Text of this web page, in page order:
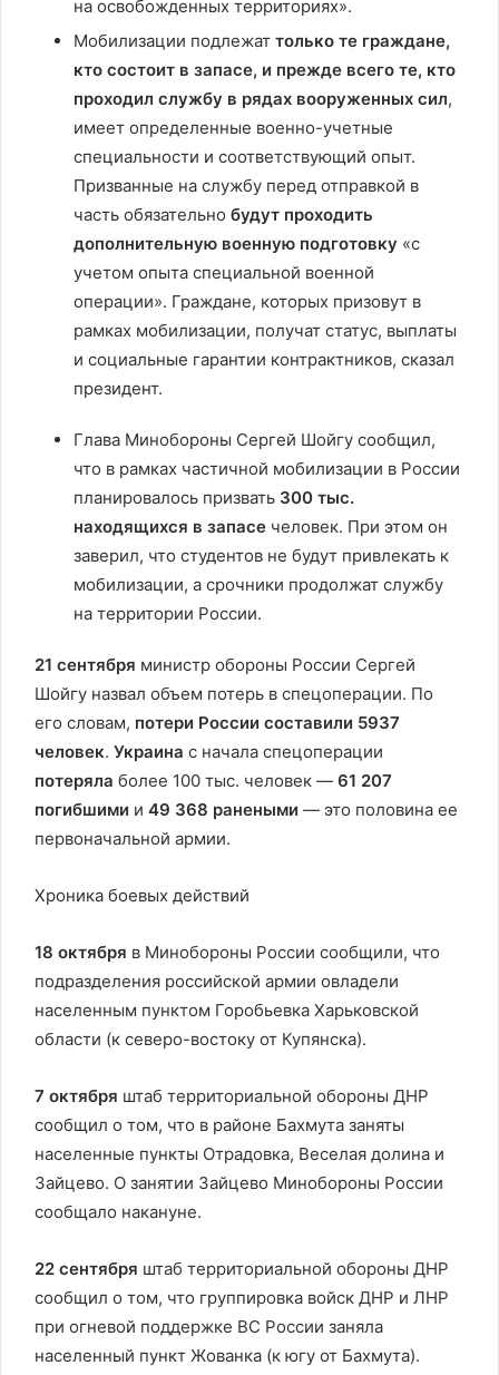
на освобожденных территориях».
Мобилизации подлежат только те граждане,
кто состоит в запасе, и прежде всего те, кто
проходил службу в рядах вооруженных сил,
имеет определенные военно-учетные
специальности и соответствующий опыт.
Призванные на службу перед отправкой в
часть обязательно будут проходить
дополнительную военную подготовку «с
учетом опыта специальной военной
операции». Граждане, которых призовут в
рамках мобилизации, получат статус, выплаты
и социальные гарантии контрактников, сказал
президент.
Глава Минобороны Сергей Шойгу сообщил,
что в рамках частичной мобилизации в России
планировалось призвать 300 тыс.
находящихся в запасе человек. При этом он
заверил, что студентов не будут привлекать к
мобилизации, а срочники продолжат службу
на территории России.
21 сентября министр обороны России Сергей
Шойгу назвал объем потерь в спецоперации. По
его словам, потери России составили 5937
человек. Украина с начала спецоперации
потеряла более 100 тыс. человек — 61 207
погибшими и 49 368 ранеными — это половина ее
первоначальной армии.
Хроника боевых действий
18 октября в Минобороны России сообщили, что
подразделения российской армии овладели
населенным пунктом Горобьевка Харьковской
области (к северо-востоку от Купянска).
7 октября штаб территориальной обороны ДНР
сообщил о том, что в районе Бахмута заняты
населенные пункты Отрадовка, Веселая долина и
Зайцево. О занятии Зайцево Минобороны России
сообщало накануне.
22 сентября штаб территориальной обороны ДНР
сообщил о том, что группировка войск ДНР и ЛНР
при огневой поддержке ВС России заняла
населенный пункт Жованка (к югу от Бахмута).